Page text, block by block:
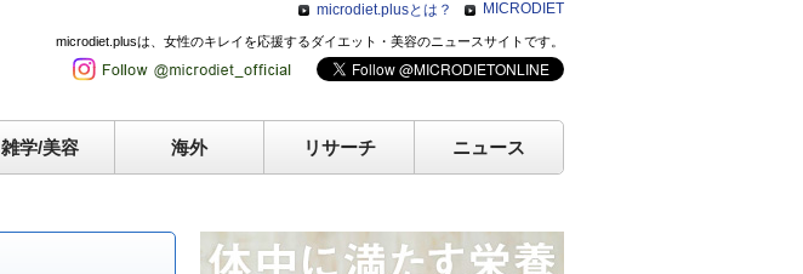
microdiet.plusとは？ MICRODIET
microdiet.plusは、女性のキレイを応援するダイエット・美容のニュースサイトです。
雑学/美容 海外 リサーチ ニュース